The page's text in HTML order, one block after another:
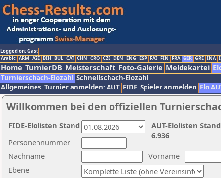
Logged on: Gast
Arabic ARM AZE BIH BUL CAT CHN CRO CZE DEN ENG ESP FAI FIN FRA GER GRE INA
Home TurnierDB Meisterschaft Foto-Galerie Meldekartei
Turnierschach-Elozahl Schnellschach-Elozahl
Allgemeines Turnier anmelden: AUT FIDE Spieler anmelden Elo
Willkommen bei den offiziellen
Nachname
Vorname
Ebene
Personennummer
AUT-Elolisten
6.936
FIDE-Elolisten Stand